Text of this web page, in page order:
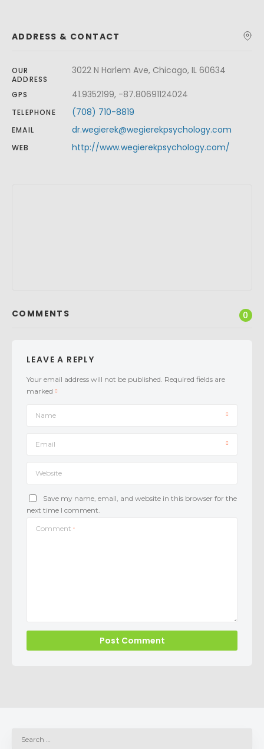
ADDRESS & CONTACT
OUR
ADDRESS
3022 N Harlem Ave, Chicago, IL 60634
GPS 41.9352199, -87.80691124024
TELEPHONE (708) 710-8819
EMAIL dr.wegierek@wegierekpsychology.com
WEB http://www.wegierekpsychology.com/
COMMENTS 0
LEAVE A REPLY
Your email address will not be published. Required fields are
marked
Name
Email
Website
Save my name, email, and website in this browser for the
next time I comment.
Comment *